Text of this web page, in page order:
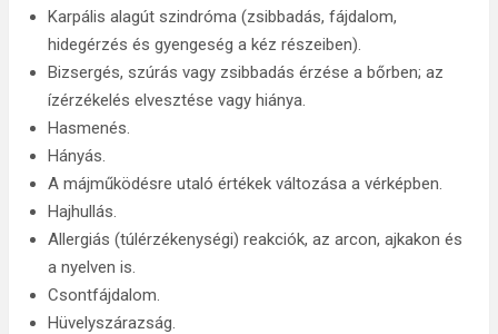
Karpális alagút szindróma (zsibbadás, fájdalom,
hidegérzés és gyengeség a kéz részeiben).
Bizsergés, szúrás vagy zsibbadás érzése a bőrben; az
ízérzékelés elvesztése vagy hiánya.
Hasmenés.
Hányás.
A májműködésre utaló értékek változása a vérképben.
Hajhullás.
Allergiás (túlérzékenységi) reakciók, az arcon, ajkakon és
a nyelven is.
Csontfájdalom.
Hüvelyszárazság.